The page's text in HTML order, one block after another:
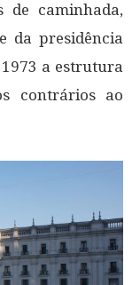
de caminhada,
da presidência
a estrutura
contrários ao